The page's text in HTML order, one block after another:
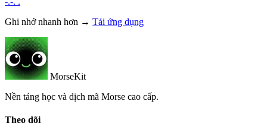
Ghi nhớ nhanh hơn → Tải ứng dụng
MorseKit
Nền tảng học và dịch mã Morse cao cấp.
Theo dõi